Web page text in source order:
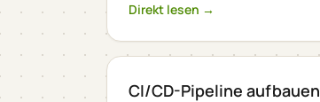
Direkt lesen →
CI/CD-Pipeline aufbauen